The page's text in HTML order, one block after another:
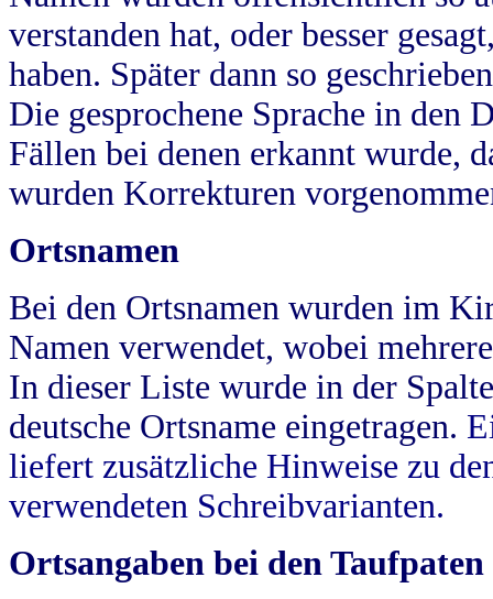
verstanden hat, oder besser
haben. Später dann so
Die gesprochene Sprache in
Fällen bei denen erkannt wurde,
wurden Korrekturen
Ortsnamen
Bei den Ortsnamen wurden im
Namen verwendet, wobei
In dieser Liste wurde in der
deutsche Ortsname eingetragen.
liefert zusätzliche Hinweise zu
verwendeten Schreibvarianten.
Ortsangaben bei den Taufpaten